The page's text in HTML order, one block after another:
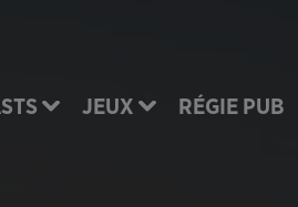
JEUX RÉGIE PUB